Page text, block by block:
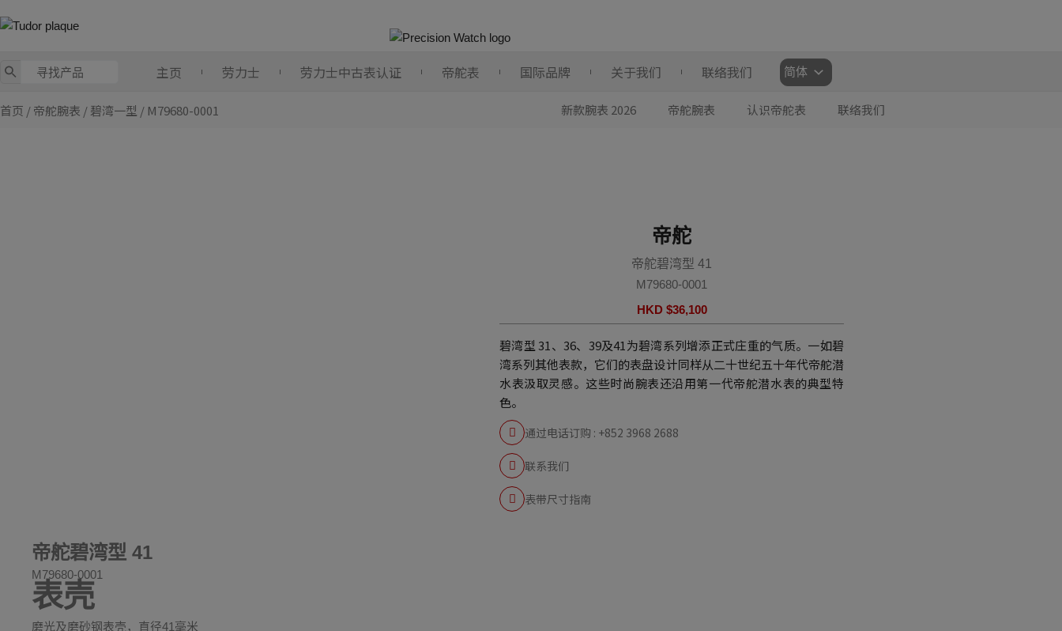
至
容
主页 劳力士 劳力士中古表认证 帝舵表 国际品牌 关于我们 联络我们
选
择
语
首页 /帝舵腕表 /碧湾一型 / M79680-0001 新款腕表 2026 帝舵腕表 认识帝舵表 联络我们
帝舵
帝舵碧湾型 41
M79680-0001
HKD $36,100
碧湾型 31、36、39及41为碧湾系列增添正式庄重的气质。一如碧
湾系列其他表款，它们的表盘设计同样从二十世纪五十年代帝舵潜
水表汲取灵感。这些时尚腕表还沿用第一代帝舵潜水表的典型特
色。
通过电话订购 : +852 3968 2688
联系我们
表带尺寸指南
帝舵碧湾型 41
M79680-0001
表壳
磨光及磨砂钢表壳，直径41毫米